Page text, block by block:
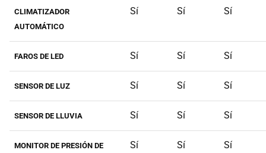
CLIMATIZADOR
AUTOMÁTICO
Sí Sí Sí
FAROS DE LED Sí Sí Sí
SENSOR DE LUZ Sí Sí Sí
SENSOR DE LLUVIA Sí Sí Sí
MONITOR DE PRESIÓN DE
Sí Sí Sí